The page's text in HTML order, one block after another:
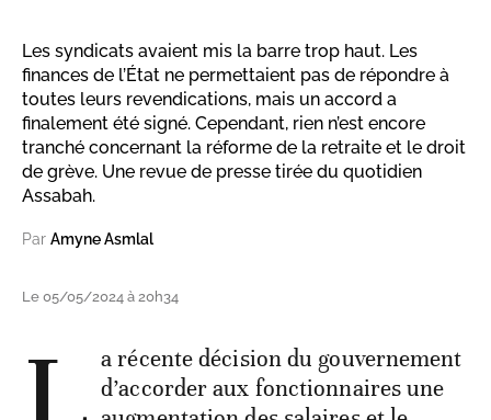
Les syndicats avaient mis la barre trop haut. Les
finances de l’État ne permettaient pas de répondre à
toutes leurs revendications, mais un accord a
finalement été signé. Cependant, rien n’est encore
tranché concernant la réforme de la retraite et le droit
de grève. Une revue de presse tirée du quotidien
Assabah.
Par Amyne Asmlal
Le 05/05/2024 à 20h34
a récente décision du gouvernement
d’accorder aux fonctionnaires une